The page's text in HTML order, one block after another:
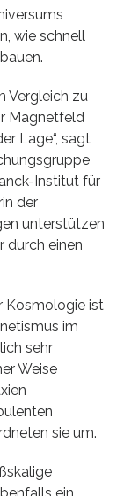
wie schnell
Vergleich zu
Magnetfeld
Lage“, sagt
Institut für
der
unterstützen
durch einen
Kosmologie ist
im
sehr
Weise
sie um.